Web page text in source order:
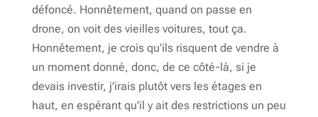
défoncé. Honnêtement, quand on passe en
drone, on voit des vieilles voitures, tout ça.
Honnêtement, je crois qu’ils risquent de vendre à
un moment donné, donc, de ce côté-là, si je
devais investir, j’irais plutôt vers les étages en
haut, en espérant qu’il y ait des restrictions un peu